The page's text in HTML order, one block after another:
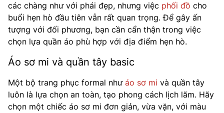
các chàng như với phái đẹp, nhưng việc phối đồ cho
buổi hẹn hò đầu tiên vẫn rất quan trọng. Để gây ấn
tượng với đối phương, bạn cần cẩn thận trong việc
chọn lựa quần áo phù hợp với địa điểm hẹn hò.
Áo sơ mi và quần tây basic
Một bộ trang phục formal như áo sơ mi và quần tây
luôn là lựa chọn an toàn, tạo phong cách lịch lãm. Hãy
chọn một chiếc áo sơ mi đơn giản, vừa vặn, với màu